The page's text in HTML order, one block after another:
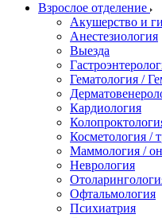
Взрослое отделение
Акушерство и
Анестезиология
Выезда
Гематология /
Кардиология
Косметология /
Маммология /
Неврология
Офтальмология
Психиатрия